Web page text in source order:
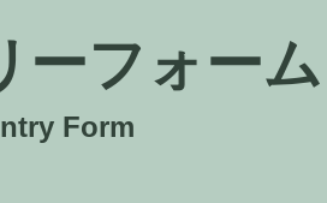
ーフォーム
Form